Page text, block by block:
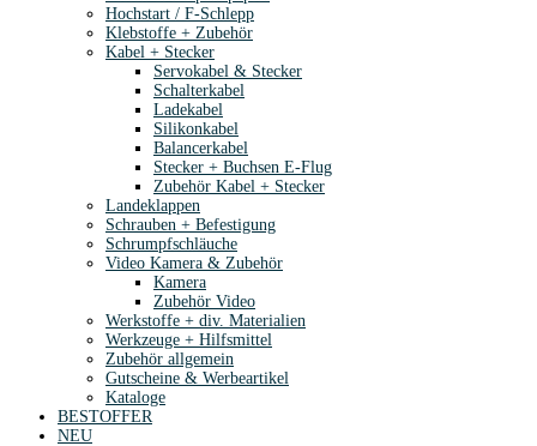
Hochstart / F-Schlepp
Klebstoffe + Zubehör
Kabel + Stecker
Servokabel & Stecker
Schalterkabel
Ladekabel
Silikonkabel
Balancerkabel
Stecker + Buchsen E-Flug
Zubehör Kabel + Stecker
Landeklappen
Schrauben + Befestigung
Schrumpfschläuche
Video Kamera & Zubehör
Kamera
Zubehör Video
Werkstoffe + div. Materialien
Werkzeuge + Hilfsmittel
Zubehör allgemein
Gutscheine & Werbeartikel
Kataloge
BESTOFFER
NEU